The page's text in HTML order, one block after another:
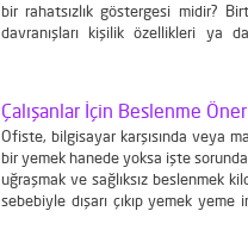
bir rahatsızlık göstergesi midir?
davranışları kişilik özellikleri ya
Çalışanlar İçin Beslenme
Ofiste, bilgisayar karşısında veya
bir yemek hanede yoksa işte
uğraşmak ve sağlıksız beslenmek
sebebiyle dışarı çıkıp yemek